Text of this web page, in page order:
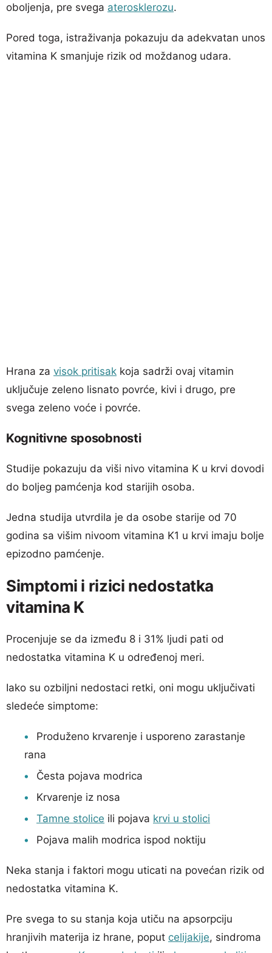
oboljenja, pre svega aterosklerozu.
Pored toga, istraživanja pokazuju da adekvatan unos
vitamina K smanjuje rizik od moždanog udara.
Hrana za visok pritisak koja sadrži ovaj vitamin
uključuje zeleno lisnato povrće, kivi i drugo, pre
svega zeleno voće i povrće.
Kognitivne sposobnosti
Studije pokazuju da viši nivo vitamina K u krvi dovodi
do boljeg pamćenja kod starijih osoba.
Jedna studija utvrdila je da osobe starije od 70
godina sa višim nivoom vitamina K1 u krvi imaju bolje
epizodno pamćenje.
Simptomi i rizici nedostatka
vitamina K
Procenjuje se da između 8 i 31% ljudi pati od
nedostatka vitamina K u određenoj meri.
Iako su ozbiljni nedostaci retki, oni mogu uključivati
sledeće simptome:
Produženo krvarenje i usporeno zarastanje
rana
Česta pojava modrica
Krvarenje iz nosa
Tamne stolice ili pojava krvi u stolici
Pojava malih modrica ispod noktiju
Neka stanja i faktori mogu uticati na povećan rizik od
nedostatka vitamina K.
Pre svega to su stanja koja utiču na apsorpciju
hranjivih materija iz hrane, poput celijakije, sindroma